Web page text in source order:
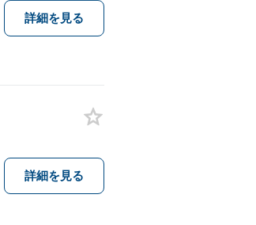
詳細を見る
詳細を見る